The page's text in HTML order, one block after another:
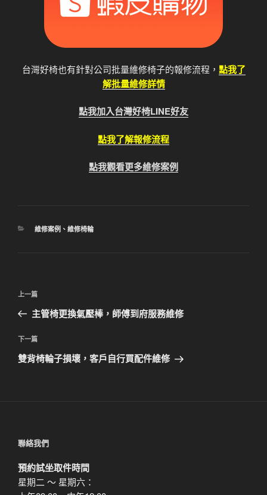
台灣好椅也有針對公司批量維修椅子的報修流程， 點我了
解批量維修詳情
點我加入台灣好椅LINE好友
點我了解報修流程
點我觀看更多維修案例
分
維修案例 、 維修椅輪
文
導
覽
上
一
文
章
上一篇
主管椅更換氣壓棒，師傅到府服務維修
下
一
下一篇
雙背椅輪子損壞，客戶自行買配件維修
聯絡我們
預約試坐取件時間
星期二 ～ 星期六：